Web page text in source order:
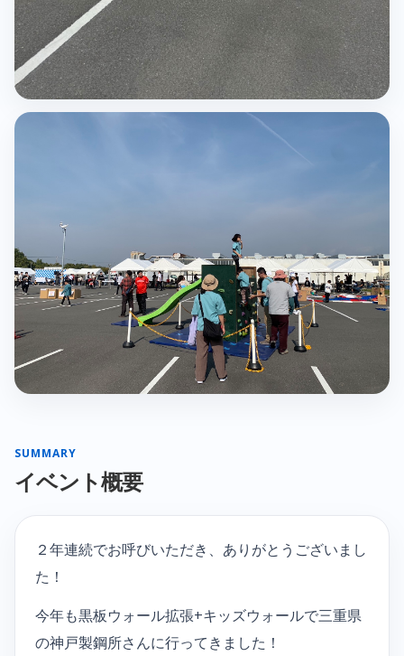
SUMMARY
イベント概要
２年連続でお呼びいただき、ありがとうございまし
た！
今年も黒板ウォール拡張+キッズウォールで三重県
の神戸製鋼所さんに行ってきました！